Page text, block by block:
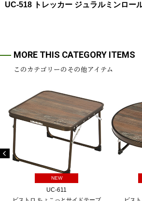
UC-518 トレッカー ジュラルミンロー
MORE THIS CATEGORY ITEMS
このカテゴリーのその他アイテム
NEW
UC-611